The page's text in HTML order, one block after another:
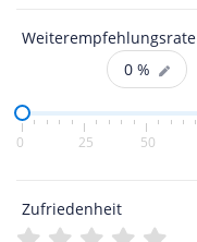
Weiterempfehlungsrate
0 %
0 25 50
Zufriedenheit